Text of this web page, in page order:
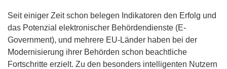
Seit einiger Zeit schon belegen Indikatoren den Erfolg und
das Potenzial elektronischer Behördendienste (E-
Government), und mehrere EU-Länder haben bei der
Modernisierung ihrer Behörden schon beachtliche
Fortschritte erzielt. Zu den besonders intelligenten Nutzern